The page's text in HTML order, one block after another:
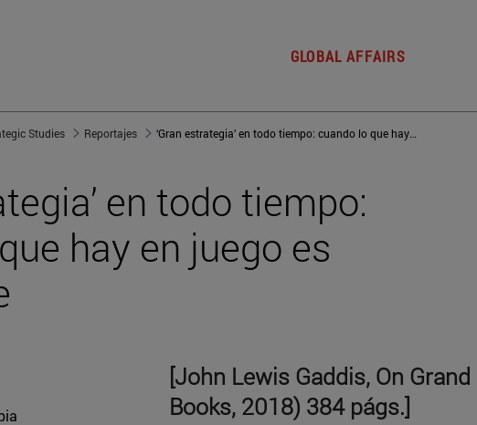
GLOBAL AFFAIRS
Studies Reportajes ‘Gran estrategia’ en todo tiempo: cuando lo que hay en juego es importante
en todo tiempo:
hay en juego es
[John Lewis Gaddis, On
Books, 2018) 384 págs.]